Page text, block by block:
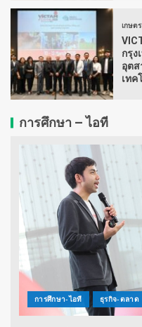
เกษต
กรุง
อุต
เทค
การศึกษา – ไอที
การศึกษา-ไอที ธุรกิจ-ตลาด